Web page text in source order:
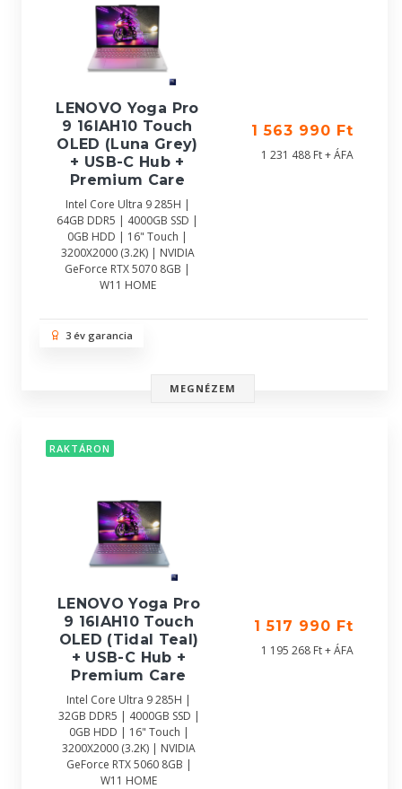
LENOVO Yoga Pro
9 16IAH10 Touch
OLED (Luna Grey)
+ USB-C Hub +
Premium Care
Intel Core Ultra 9 285H |
64GB DDR5 | 4000GB SSD |
0GB HDD | 16" Touch |
3200X2000 (3.2K) | NVIDIA
GeForce RTX 5070 8GB |
W11 HOME
1 563 990 Ft
1 231 488 Ft + ÁFA
3 év garancia
MEGNÉZEM
RAKTÁRON
LENOVO Yoga Pro
9 16IAH10 Touch
OLED (Tidal Teal)
+ USB-C Hub +
Premium Care
Intel Core Ultra 9 285H |
32GB DDR5 | 4000GB SSD |
0GB HDD | 16" Touch |
3200X2000 (3.2K) | NVIDIA
GeForce RTX 5060 8GB |
W11 HOME
1 517 990 Ft
1 195 268 Ft + ÁFA